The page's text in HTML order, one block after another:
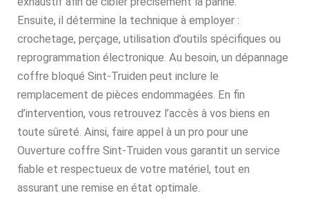
Ensuite, il détermine la technique à employer :
crochetage, perçage, utilisation d’outils spécifiques ou
reprogrammation électronique. Au besoin, un dépannage
coffre bloqué Sint-Truiden peut inclure le
remplacement de pièces endommagées. En fin
d’intervention, vous retrouvez l’accès à vos biens en
toute sûreté. Ainsi, faire appel à un pro pour une
Ouverture coffre Sint-Truiden vous garantit un service
fiable et respectueux de votre matériel, tout en
assurant une remise en état optimale.